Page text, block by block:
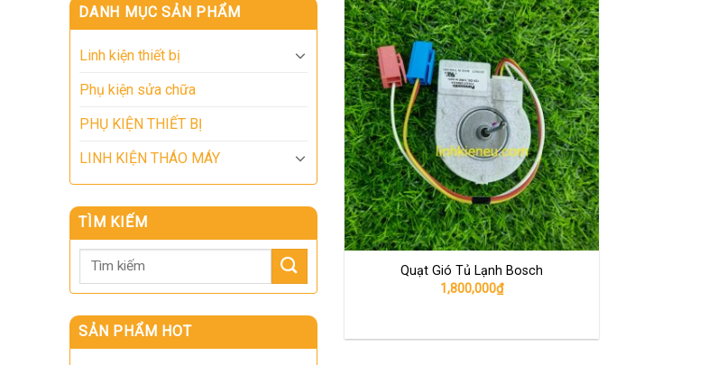
DANH MỤC SẢN PHẨM
Linh kiện thiết bị
Phụ kiện sửa chữa
PHỤ KIỆN THIẾT BỊ
LINH KIỆN THÁO MÁY
TÌM KIẾM
Tìm
SẢN PHẨM HOT
Quạt Gió Tủ Lạnh Bosch
1,800,000₫